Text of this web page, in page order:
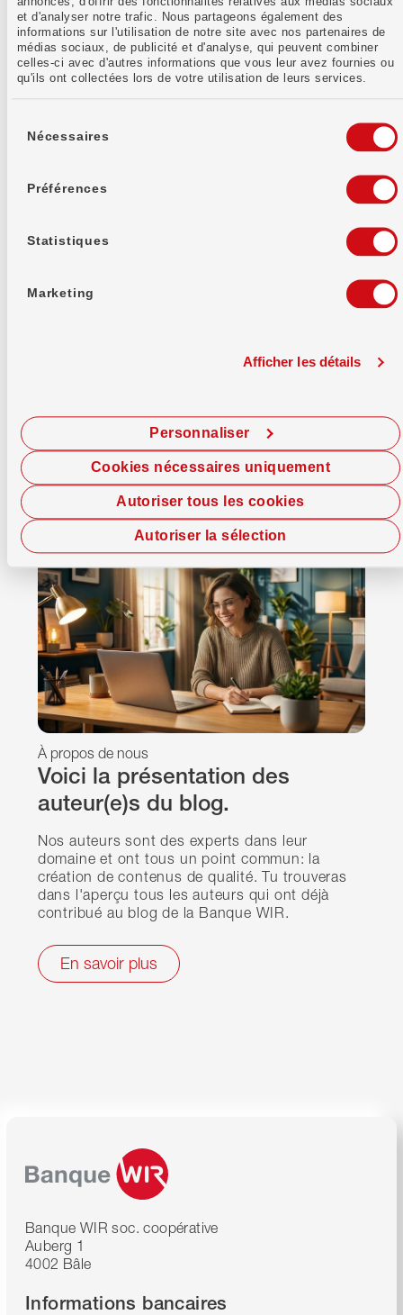
et d'analyser notre trafic. Nous partageons également des
informations sur l'utilisation de notre site avec nos partenaires de
médias sociaux, de publicité et d'analyse, qui peuvent combiner
celles-ci avec d'autres informations que vous leur avez fournies ou
qu'ils ont collectées lors de votre utilisation de leurs services.
Nécessaires
Préférences
Statistiques
Marketing
Afficher les détails
Autoriser tous les cookies
Personnaliser
Autoriser la sélection
Cookies nécessaires uniquement
nos réponses
de participation de la Banque WIR. Mais que se
cache-t-il exactement derrière ce produit? Quels
Voici la présentation des
auteur(e)s du blog.
À propos de nous
Nos auteurs sont des experts dans leur
domaine et ont tous un point commun: la
création de contenus de qualité. Tu trouveras
dans l'aperçu tous les auteurs qui ont déjà
contribué au blog de la Banque WIR.
En savoir plus
Banque WIR soc. coopérative
Auberg 1
4002 Bâle
Informations bancaires